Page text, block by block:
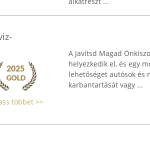
többet >>
A Javítsd Magad
helyezkedik el, és egy
lehetőséget autósok és
karbantartását vagy ...